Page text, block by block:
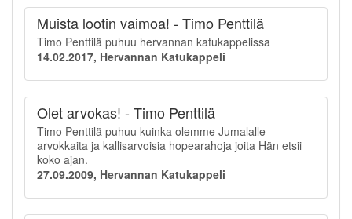
Muista lootin vaimoa! - Timo Penttilä
Timo Penttilä puhuu hervannan katukappelissa
14.02.2017, Hervannan Katukappeli
Olet arvokas! - Timo Penttilä
Timo Penttilä puhuu kuinka olemme Jumalalle
arvokkaita ja kallisarvoisia hopearahoja joita Hän etsii
koko ajan.
27.09.2009, Hervannan Katukappeli